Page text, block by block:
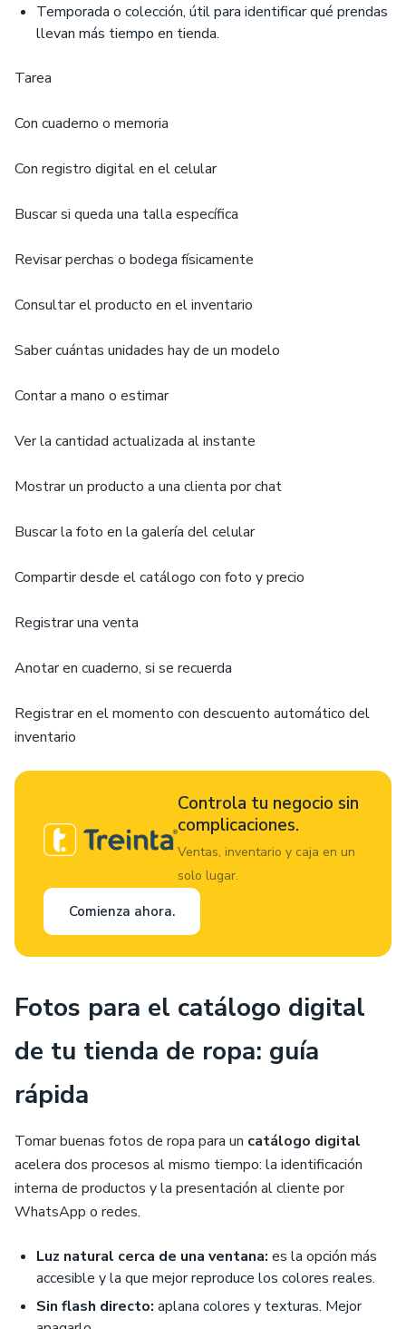
Temporada o colección, útil para identificar qué prendas
llevan más tiempo en tienda.
Tarea
Con cuaderno o memoria
Con registro digital en el celular
Buscar si queda una talla específica
Revisar perchas o bodega físicamente
Consultar el producto en el inventario
Saber cuántas unidades hay de un modelo
Contar a mano o estimar
Ver la cantidad actualizada al instante
Mostrar un producto a una clienta por chat
Buscar la foto en la galería del celular
Compartir desde el catálogo con foto y precio
Registrar una venta
Anotar en cuaderno, si se recuerda
Registrar en el momento con descuento automático del
inventario
Controla tu negocio sin
complicaciones.
Ventas, inventario y caja en un
solo lugar.
Comienza ahora.
Fotos para el catálogo digital
de tu tienda de ropa: guía
rápida
Tomar buenas fotos de ropa para un catálogo digital
acelera dos procesos al mismo tiempo: la identificación
interna de productos y la presentación al cliente por
WhatsApp o redes.
Luz natural cerca de una ventana: es la opción más
accesible y la que mejor reproduce los colores reales.
Sin flash directo: aplana colores y texturas. Mejor